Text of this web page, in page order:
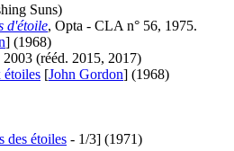
Suns)
d'étoile, Opta - CLA n° 56, 1975.
] (1968)
2003 (rééd. 2015, 2017)
étoiles [John Gordon] (1968)
des étoiles - 1/3] (1971)